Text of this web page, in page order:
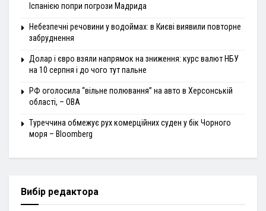
Іспанією попри погрози Мадрида
Небезпечні речовини у водоймах: в Києві виявили повторне
забруднення
Долар і євро взяли напрямок на зниження: курс валют НБУ
на 10 серпня і до чого тут пальне
РФ оголосила “вільне полювання” на авто в Херсонській
області, – ОВА
Туреччина обмежує рух комерційних суден у бік Чорного
моря – Bloomberg
Вибір редактора